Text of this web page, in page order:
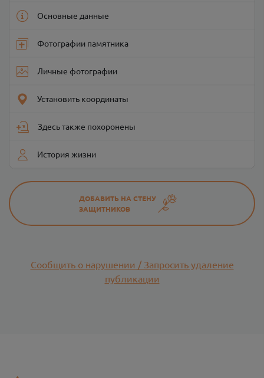
Основные данные
Фотографии памятника
Личные фотографии
Установить координаты
Здесь также похоронены
История жизни
ДОБАВИТЬ НА СТЕНУ
ЗАЩИТНИКОВ
Сообщить о нарушении / Запросить удаление
публикации